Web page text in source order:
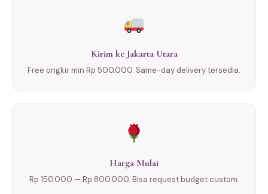
Kirim ke Jakarta Utara
Free ongkir min Rp 500.000. Same-day delivery tersedia.
Harga Mulai
Rp 150.000 — Rp 800.000. Bisa request budget custom.